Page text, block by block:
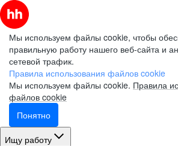
Мы используем файлы cookie, чтобы
правильную работу нашего веб-сайта и
сетевой трафик.
Правила использования файлов cookie
Мы используем файлы cookie. Правила
файлов cookie
Понятно
Ищу работу